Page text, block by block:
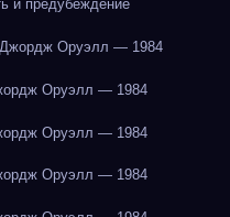
и предубеждение
Оруэлл — 1984
Оруэлл — 1984
Оруэлл — 1984
Оруэлл — 1984